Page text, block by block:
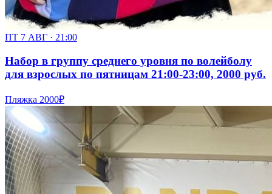
ПТ 7 АВГ · 21:00
Набор в группу среднего уровня по волейболу
для взрослых по пятницам 21:00-23:00, 2000 руб.
Пляжка 2000₽